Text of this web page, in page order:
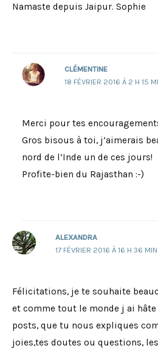
Namaste depuis Jaipur. Sophie
CLÉMENTINE
18 FÉVRIER 2016 À 2 H 15
Merci pour tes
Gros bisous à toi, j’aimerais
nord de l’Inde un de ces jours!
Profite-bien du Rajasthan :-)
ALEXANDRA
17 FÉVRIER 2016 À 16 H 36 MIN
Félicitations, je te souhaite
et comme tout le monde j ai
posts, que tu nous expliques
joies,tes doutes ou questions,